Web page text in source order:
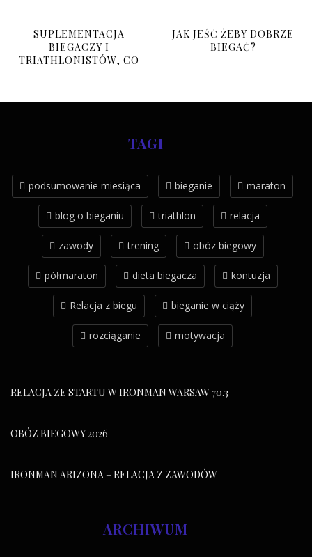
SUPLEMENTACJA
BIEGACZY I
TRIATHLONISTÓW, CO
JAK JEŚĆ ŻEBY DOBRZE
BIEGAĆ?
TAGI
podsumowanie miesiąca bieganie maraton
blog o bieganiu triathlon relacja
zawody trening obóz biegowy
półmaraton dieta biegacza kontuzja
Relacja z biegu bieganie w ciąży
rozciąganie motywacja
RELACJA ZE STARTU W IRONMAN WARSAW 70.3
OBÓZ BIEGOWY 2026
IRONMAN ARIZONA – RELACJA Z ZAWODÓW
ARCHIWUM